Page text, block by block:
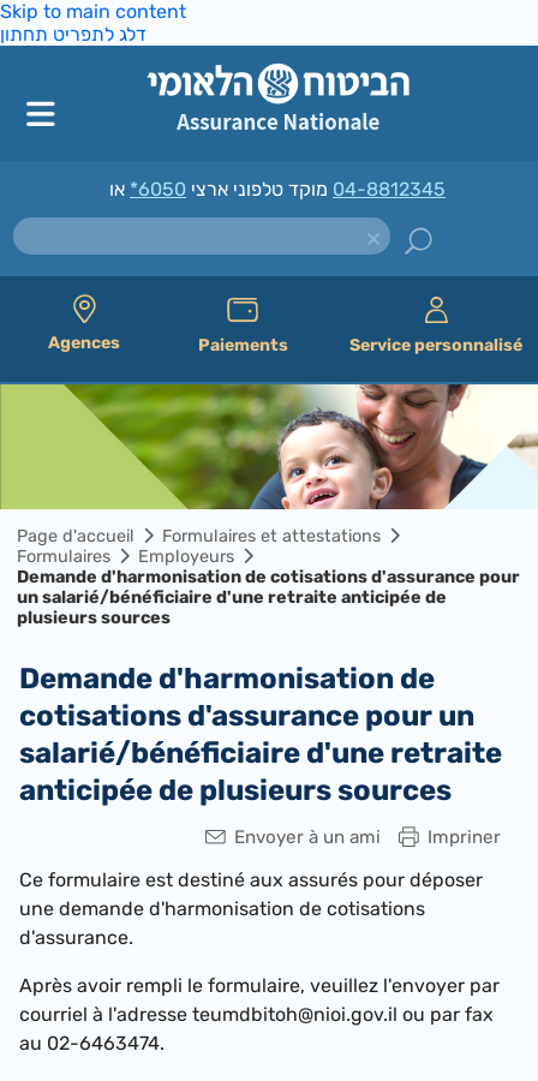
Skip to main content
דלג לתפריט תחתון
מוקד טלפוני ארצי *6050 04-8812345
Agences Paiements Service personnalisé
Page d'accueil
Formulaires et attestations
Formulaires
Employeurs
Demande d'harmonisation de cotisations d'assurance pour
un salarié/bénéficiaire d'une retraite anticipée de
plusieurs sources
Demande d'harmonisation de
cotisations d'assurance pour un
salarié/bénéficiaire d'une retraite
anticipée de plusieurs sources
Impriner
Envoyer à un ami
Ce formulaire est destiné aux assurés pour déposer
une demande d'harmonisation de cotisations
d'assurance.
Après avoir rempli le formulaire, veuillez l'envoyer par
courriel à l'adresse teumdbitoh@nioi.gov.il ou par fax
au 02-6463474.